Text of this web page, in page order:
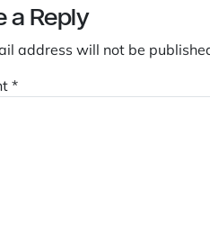
a Reply
address will not be
*